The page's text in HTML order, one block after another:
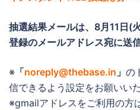
抽選結果メールは、 8月11日(
登録のメールアドレス宛に送
※ 「noreply@thebase.in 」 の
信できるよう設定をお願いいた
※gmailアドレスをご利用の方